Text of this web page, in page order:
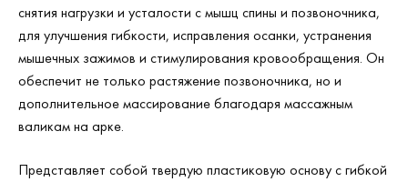
снятия нагрузки и усталости с мышц спины и позвоночника,
для улучшения гибкости, исправления осанки, устранения
мышечных зажимов и стимулирования кровообращения. Он
обеспечит не только растяжение позвоночника, но и
дополнительное массирование благодаря массажным
валикам на арке.
Представляет собой твердую пластиковую основу с гибкой